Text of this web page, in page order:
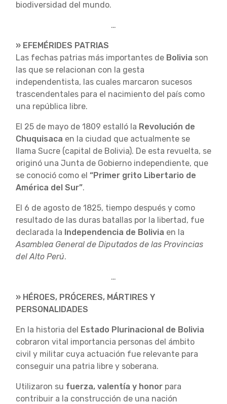
biodiversidad del mundo.
…
» EFEMÉRIDES PATRIAS
Las fechas patrias más importantes de Bolivia son
las que se relacionan con la gesta
independentista, las cuales marcaron sucesos
trascendentales para el nacimiento del país como
una república libre.
El 25 de mayo de 1809 estalló la Revolución de
Chuquisaca en la ciudad que actualmente se
llama Sucre (capital de Bolivia). De esta revuelta, se
originó una Junta de Gobierno independiente, que
se conoció como el “Primer grito Libertario de
América del Sur”.
El 6 de agosto de 1825, tiempo después y como
resultado de las duras batallas por la libertad, fue
declarada la Independencia de Bolivia en la
Asamblea General de Diputados de las Provincias
del Alto Perú.
…
» HÉROES, PRÓCERES, MÁRTIRES Y
PERSONALIDADES
En la historia del Estado Plurinacional de Bolivia
cobraron vital importancia personas del ámbito
civil y militar cuya actuación fue relevante para
conseguir una patria libre y soberana.
Utilizaron su fuerza, valentía y honor para
contribuir a la construcción de una nación